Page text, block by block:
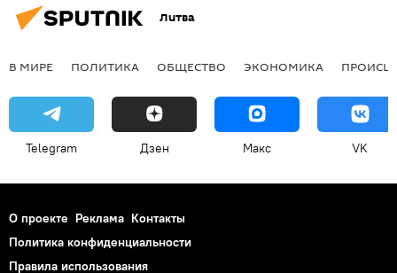
Литва
В МИРЕ ПОЛИТИКА ОБЩЕСТВО ЭКОНОМИКА
Telegram Дзен Макс VK
О проекте Реклама Контакты
Политика конфиденциальности
Правила использования